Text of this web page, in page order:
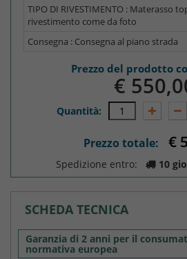
TIPO DI RIVESTIMENTO : Materasso
rivestimento come da foto
Consegna : Consegna al piano strada
Prezzo del prodotto
€ 550,0
Quantità:
Prezzo totale: €
Spedizione entro: 10
SCHEDA TECNICA
Garanzia di 2 anni per il
normativa europea